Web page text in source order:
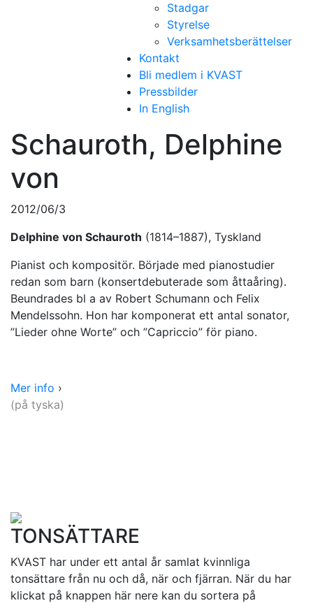
Stadgar
Styrelse
Verksamhetsberättelser
Kontakt
Bli medlem i KVAST
Pressbilder
In English
Schauroth, Delphine
von
2012/06/3
Delphine von Schauroth (1814–1887), Tyskland
Pianist och kompositör. Började med pianostudier
redan som barn (konsertdebuterade som åttaåring).
Beundrades bl a av Robert Schumann och Felix
Mendelssohn. Hon har komponerat ett antal sonator,
”Lieder ohne Worte” och ”Capriccio” för piano.
Mer info ›
(på tyska)
TONSÄTTARE
KVAST har under ett antal år samlat kvinnliga
tonsättare från nu och då, när och fjärran. När du har
klickat på knappen här nere kan du sortera på